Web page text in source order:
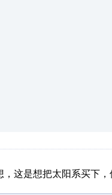
这是想把太阳系买下